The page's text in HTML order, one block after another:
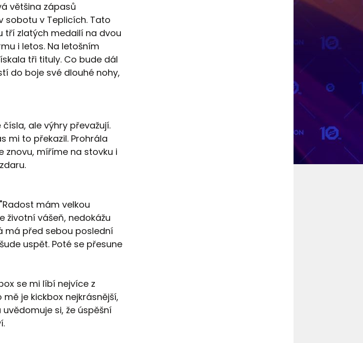
většina zápasů
sobotu v Teplicích. Tato
tří zlatých medailí na dvou
i letos. Na letošním
tři tituly. Co bude dál
do boje své dlouhé nohy,
ale výhry převažují.
mi to překazil. Prohrála
znovu, míříme na stovku i
mám velkou
životní vášeň, nedokážu
má před sebou poslední
uspět. Poté se přesune
se mi líbí nejvíce z
je kickbox nejkrásnější,
si, že úspěšní